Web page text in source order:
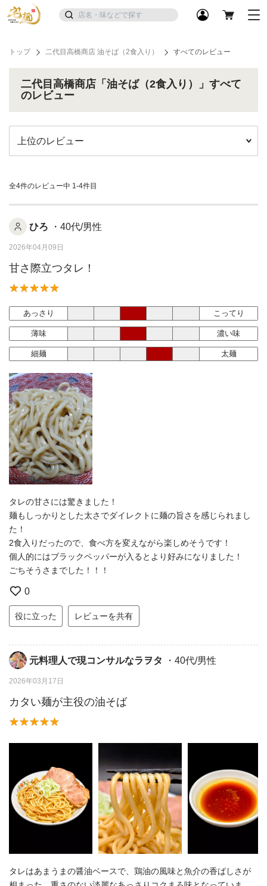
トップ 二代目高橋商店 油そば（2食入り） すべてのレビュー
二代目高橋商店「油そば（2食入り）」すべて
のレビュー
全4件のレビュー中 1-4件目
ひろ ・40代/男性
2026年04月09日
甘さ際立つタレ！
あっさり こってり
薄味 濃い味
細麺 太麺
タレの甘さには驚きました！
麺もしっかりとした太さでダイレクトに麺の旨さを感じられまし
た！
2食入りだったので、食べ方を変えながら楽しめそうです！
個人的にはブラックペッパーが入るとより好みになりました！
ごちそうさまでした！！！
0
役に立った レビューを共有
元料理人で現コンサルなラヲタ ・40代/男性
2026年03月17日
カタい麺が主役の油そば
タレはあまうまの醤油ベースで、鶏油の風味と魚介の香ばしさが